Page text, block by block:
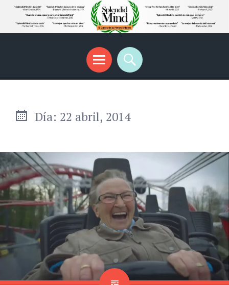
El Camino de las Mentes Brillantes
Menú
Buscar
Día: 22 abril, 2014